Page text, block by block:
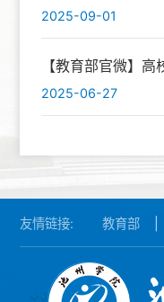
2025-09-01
【教育部官微】高
2025-06-27
友情链接: 教育部